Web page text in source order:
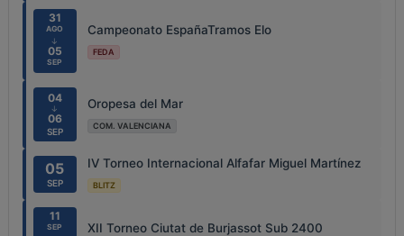
31
AGO
↓
05
SEP
Campeonato EspañaTramos Elo
FEDA
04
↓
06
SEP
Oropesa del Mar
COM. VALENCIANA
05
SEP
IV Torneo Internacional Alfafar Miguel Martínez
BLITZ
11
SEP XII Torneo Ciutat de Burjassot Sub 2400